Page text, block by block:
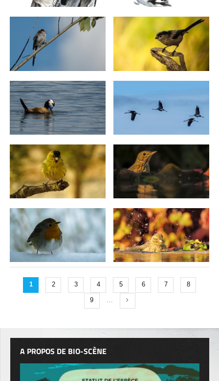
1 2 3 4 5 6 7 8
9 …
A PROPOS DE BIO-SCÈNE